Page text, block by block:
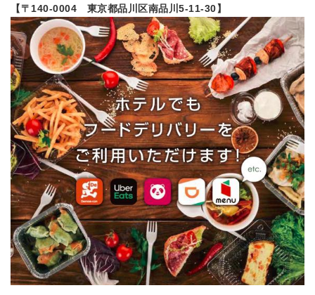
【〒140-0004 東京都品川区南品川5-11-30】